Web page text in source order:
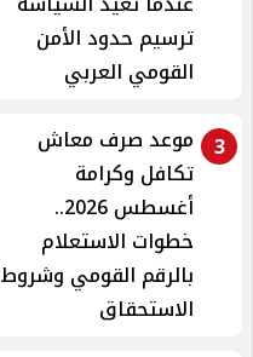
ترسيم حدود الأمن
القومي العربي
3 موعد صرف معاش
تكافل وكرامة
أغسطس 2026..
خطوات الاستعلام
بالرقم القومي وشروط
الاستحقاق